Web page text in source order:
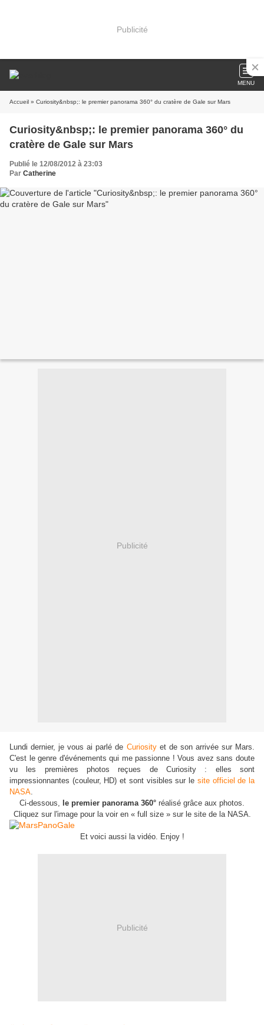
Publicité
MENU
Accueil » Curiosity&nbsp;: le premier panorama 360° du cratère de Gale sur Mars
Curiosity&nbsp;: le premier panorama 360° du
cratère de Gale sur Mars
Publié le 12/08/2012 à 23:03
Par Catherine
Publicité
Lundi dernier, je vous ai parlé de Curiosityet de son arrivée sur Mars.
C'est le genre d'événements qui me passionne ! Vous avez sans doute
vu les premières photos reçues de Curiosity : elles sont
impressionnantes (couleur, HD) et sont visibles sur le site officiel de la
NASA.
Ci-dessous, le premier panorama 360° réalisé grâce aux photos.
Cliquez sur l'image pour la voir en « full size » sur le site de la NASA.
Et voici aussi la vidéo. Enjoy !
Publicité